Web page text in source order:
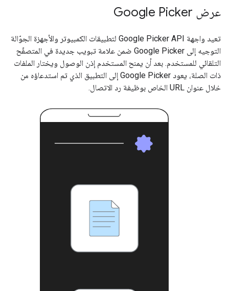
عرض Google Picker
تعيد واجهة Google Picker API لتطبيقات الكمبيوتر والأجهزة الجوّالة
التوجيه إلى Google Picker ضمن علامة تبويب جديدة في المتصفّح
التلقائي للمستخدم. بعد أن يمنح المستخدم إذن الوصول ويختار الملفات
ذات الصلة، يعود Google Picker إلى التطبيق الذي تم استدعاؤه من
خلال عنوان URL الخاص بوظيفة رد الاتصال.